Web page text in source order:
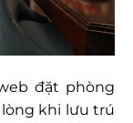
đặt phòng
khi lưu trú